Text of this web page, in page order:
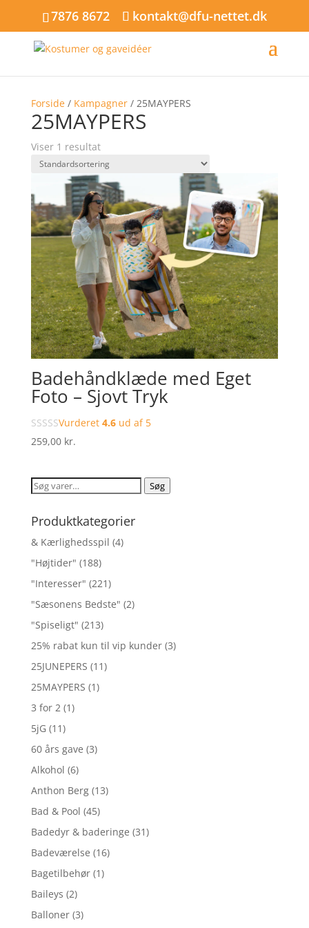
7876 8672 kontakt@dfu-nettet.dk
Forside/ Kampagner/ 25MAYPERS
25MAYPERS
Viser 1 resultat
Badehåndklæde med Eget
Foto – Sjovt Tryk
Vurderet 4.6ud af 5
259,00 kr.
Søg
Søg
Produktkategorier
& Kærlighedsspil (4)
"Højtider" (188)
"Interesser" (221)
"Sæsonens Bedste" (2)
"Spiseligt" (213)
25% rabat kun til vip kunder (3)
25JUNEPERS (11)
25MAYPERS (1)
3 for 2 (1)
5jG (11)
60 års gave (3)
Alkohol (6)
Anthon Berg (13)
Bad & Pool (45)
Badedyr & baderinge (31)
Badeværelse (16)
Bagetilbehør (1)
Baileys (2)
Balloner (3)